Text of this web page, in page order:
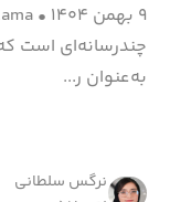
۹ بهمن ۱۴۰۴ •
به‌عنوان ر...
نرگس سلطانی